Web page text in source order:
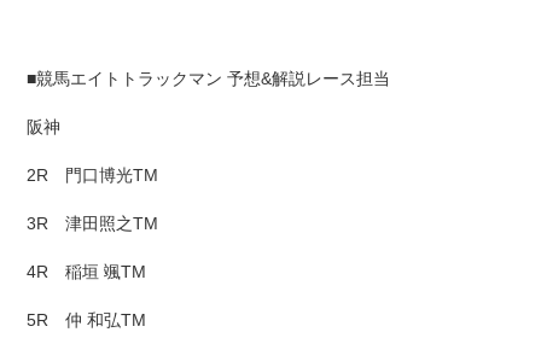
■競馬エイトトラックマン 予想&解説レース担当
阪神
2R 門口博光TM
3R 津田照之TM
4R 稲垣 颯TM
5R 仲 和弘TM